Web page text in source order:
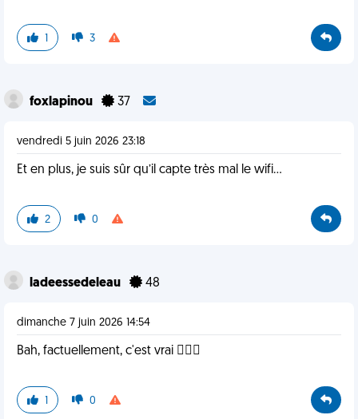
1 3
foxlapinou 37
vendredi 5 juin 2026 23:18
Et en plus, je suis sûr qu’il capte très mal le wifi…
2 0
ladeessedeleau 48
dimanche 7 juin 2026 14:54
Bah, factuellement, c'est vrai 🤷🏻‍♀️
1 0